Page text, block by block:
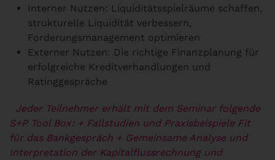
Interner Nutzen: Liquiditätsspielräume schaffen,
strukturelle Liquidität verbessern,
Forderungsmanagement optimieren
Externer Nutzen: Die richtige Finanzplanung für
erfolgreiche Kreditverhandlungen und
Ratinggespräche
Jeder Teilnehmer erhält mit dem Seminar folgende
S+P Tool Box: + Fallstudien und Praxisbeispiele Fit
für das Bankgespräch + Gemeinsame Analyse und
Interpretation der Kapitalflussrechnung und